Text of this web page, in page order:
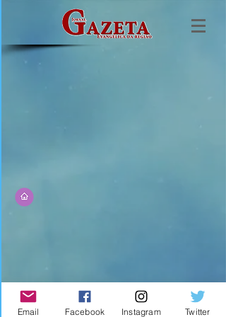
Email Facebook Instagram Twitter